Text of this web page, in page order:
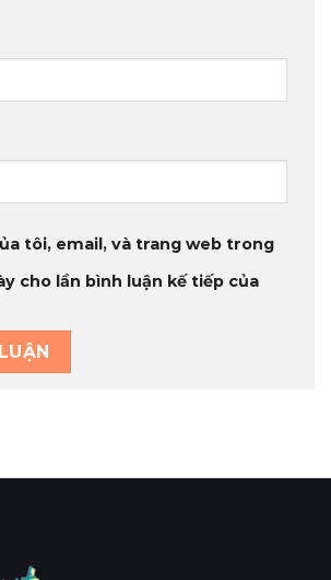
tôi, email, và trang web trong
cho lần bình luận kế tiếp của